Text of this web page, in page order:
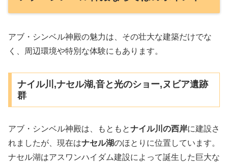
アブ・シンベル神殿の魅力は、その壮大な建築だけでな
く、周辺環境や特別な体験にもあります。
ナイル川,ナセル湖,音と光のショー,ヌビア遺跡
群
アブ・シンベル神殿は、もともとナイル川の西岸に建設さ
れましたが、現在はナセル湖のほとりに位置しています。
ナセル湖はアスワンハイダム建設によって誕生した巨大な